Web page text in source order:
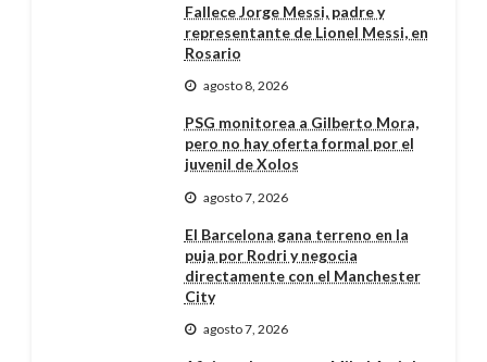
Fallece Jorge Messi, padre y
representante de Lionel Messi, en
Rosario
agosto 8, 2026
PSG monitorea a Gilberto Mora,
pero no hay oferta formal por el
juvenil de Xolos
agosto 7, 2026
El Barcelona gana terreno en la
puja por Rodri y negocia
directamente con el Manchester
City
agosto 7, 2026